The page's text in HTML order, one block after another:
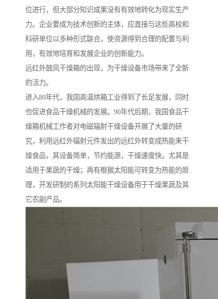
位进行，但大部分知识成果没有有效地转化为现实生产
力。企业要成为技术创新的主体，应直接与这些高校和
科研单位以多种形式联合，使资源得到合理的配置与利
用，有效地培育和发展企业的创新能力。
远红外鼓风干燥箱的出现，为干燥设备市场带来了全新
的活力。
进入80年代，我国高温烘箱工业得到了长足发展，同时
也促进食品干燥机械的发展。90年代后期，我国食品干
燥箱机械工作者对电磁辐射干燥设备开展了大量的研
究，利用远红外辐射元件发出的远红外转变成热能来干
燥食品，其设备简单，节约能源，干燥速度快。尤其是
适用于果蔬的干燥；再有根据太阳能可转变为热能的原
理，开发研制的系列太阳能干燥设备用于干燥果蔬及其
它农副产品。